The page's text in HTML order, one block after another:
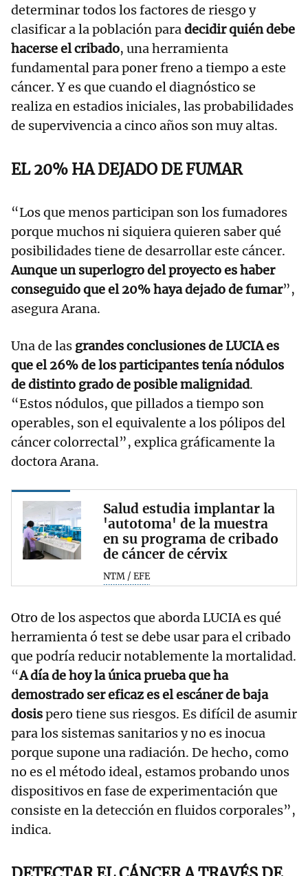
determinar todos los factores de riesgo y
clasificar a la población paradecidir quién debe
hacerse el cribado, una herramienta
fundamental para poner freno a tiempo a este
cáncer. Y es que cuando el diagnóstico se
realiza en estadios iniciales, las probabilidades
de supervivencia a cinco años son muy altas.
EL 20% HA DEJADO DE FUMAR
“Los que menos participan son los fumadores
porque muchos ni siquiera quieren saber qué
posibilidades tiene de desarrollar este cáncer.
Aunque un superlogro del proyecto es haber
conseguido que el 20% haya dejado de fumar”,
asegura Arana.
Una de las grandes conclusiones de LUCIA es
que el 26% de los participantes tenía nódulos
de distinto grado de posible malignidad.
“Estos nódulos, que pillados a tiempo son
operables, son el equivalente a los pólipos del
cáncer colorrectal”, explica gráficamente la
doctora Arana.
Salud estudia implantar la
'autotoma' de la muestra
en su programa de cribado
de cáncer de cérvix
NTM / EFE
Otro de los aspectos que aborda LUCIA es qué
herramienta ó test se debe usar para el cribado
que podría reducir notablemente la mortalidad.
“A día de hoy la única prueba que ha
demostrado ser eficaz es el escáner de baja
dosispero tiene sus riesgos. Es difícil de asumir
para los sistemas sanitarios y no es inocua
porque supone una radiación. De hecho, como
no es el método ideal, estamos probando unos
dispositivos en fase de experimentación que
consiste en la detección en fluidos corporales”,
indica.